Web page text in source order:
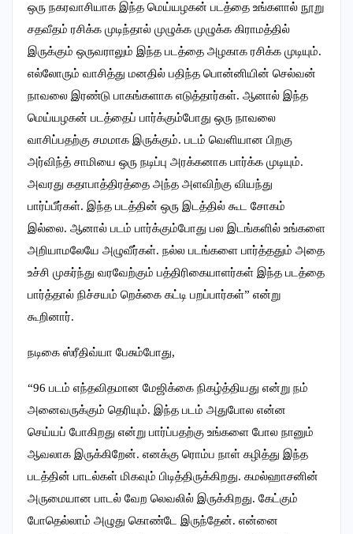
ஒரு நகரவாசியாக இந்த மெய்யழகன் படத்தை உங்களால் நூறு
சதவீதம் ரசிக்க முடிந்தால் முழுக்க முழுக்க கிராமத்தில்
இருக்கும் ஒருவராலும் இந்த படத்தை அழகாக ரசிக்க முடியும்.
எல்லோரும் வாசித்து மனதில் பதிந்த பொன்னியின் செல்வன்
நாவலை இரண்டு பாகங்களாக எடுத்தார்கள். ஆனால் இந்த
மெய்யழகன் படத்தைப் பார்க்கும்போது ஒரு நாவலை
வாசிப்பதற்கு சமமாக இருக்கும். படம் வெளியான பிறகு
அர்விந்த் சாமியை ஒரு நடிப்பு அரக்கனாக பார்க்க முடியும்.
அவரது கதாபாத்திரத்தை அந்த அளவிற்கு வியந்து
பார்ப்பீர்கள். இந்த படத்தின் ஒரு இடத்தில் கூட சோகம்
இல்லை. ஆனால் படம் பார்க்கும்போது பல இடங்களில் உங்களை
அறியாமலேயே அழுவீர்கள். நல்ல படங்களை பார்த்ததும் அதை
உச்சி முகர்ந்து வரவேற்கும் பத்திரிகையாளர்கள் இந்த படத்தை
பார்த்தால் நிச்சயம் றெக்கை கட்டி பறப்பார்கள்” என்று
கூறினார்.
நடிகை ஸ்ரீதிவ்யா பேசும்போது,
“96 படம் எந்தவிதமான மேஜிக்கை நிகழ்த்தியது என்று நம்
அனைவருக்கும் தெரியும். இந்த படம் அதுபோல என்ன
செய்யப் போகிறது என்று பார்ப்பதற்கு உங்களை போல நானும்
ஆவலாக இருக்கிறேன். எனக்கு ரொம்ப நாள் கழித்து இந்த
படத்தின் பாடல்கள் மிகவும் பிடித்திருக்கிறது. கமல்ஹாசனின்
அருமையான பாடல் வேற லெவலில் இருக்கிறது. கேட்கும்
போதெல்லாம் அழுது கொண்டே இருந்தேன். என்னை